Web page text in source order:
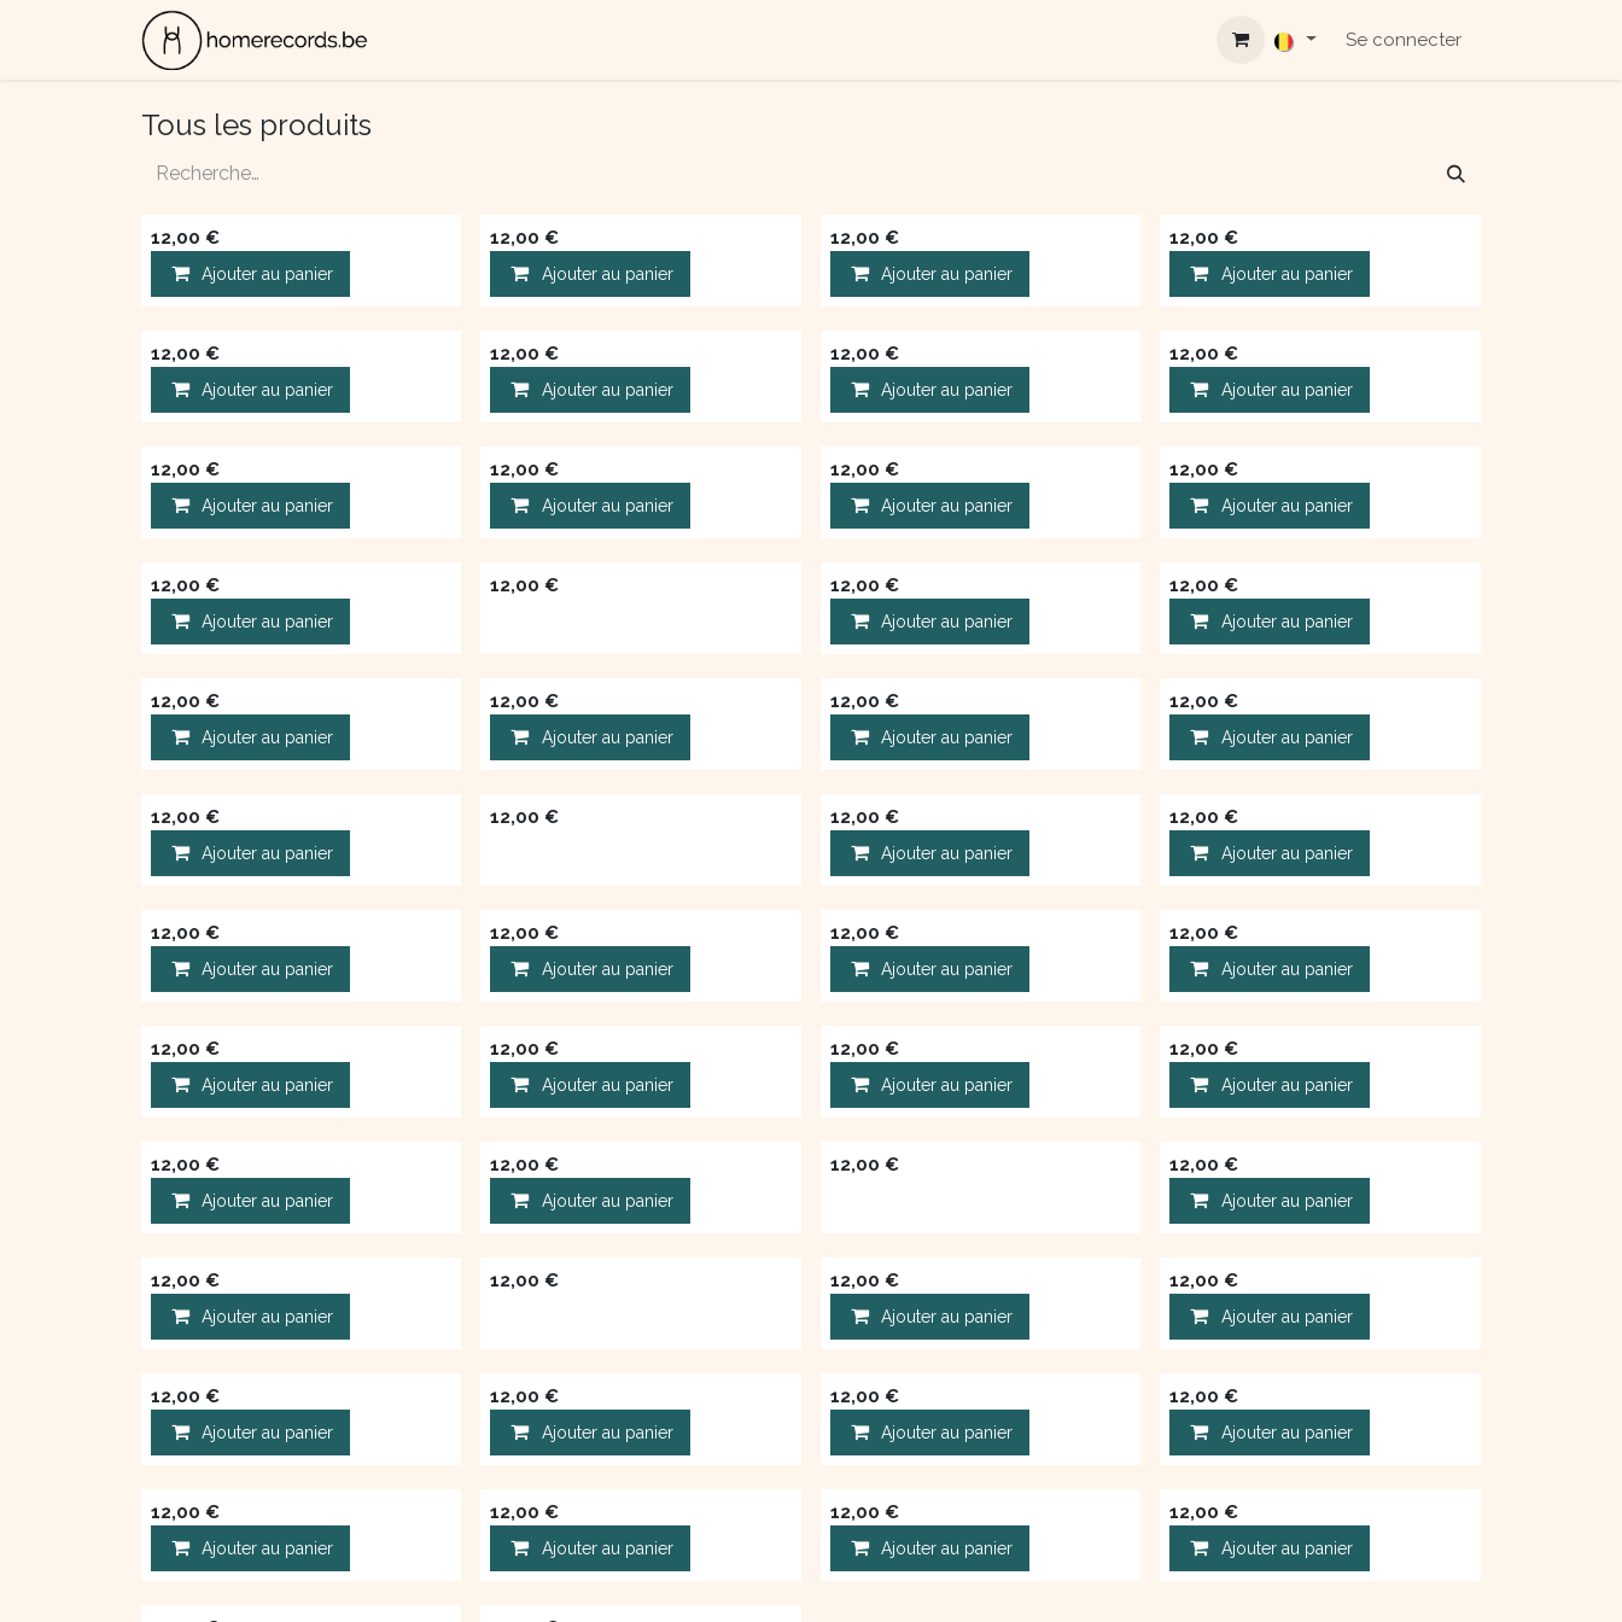
Se rendre au contenu
Se connecter
Tous les produits
12,00 €
Ajouter au panier
12,00 €
Ajouter au panier
12,00 €
Ajouter au panier
12,00 €
Ajouter au panier
12,00 €
Ajouter au panier
12,00 €
Ajouter au panier
12,00 €
Ajouter au panier
12,00 €
Ajouter au panier
12,00 €
Ajouter au panier
12,00 €
Ajouter au panier
12,00 €
Ajouter au panier
12,00 €
Ajouter au panier
12,00 €
Ajouter au panier
12,00 € 12,00 €
Ajouter au panier
12,00 €
Ajouter au panier
12,00 €
Ajouter au panier
12,00 €
Ajouter au panier
12,00 €
Ajouter au panier
12,00 €
Ajouter au panier
12,00 €
Ajouter au panier
12,00 € 12,00 €
Ajouter au panier
12,00 €
Ajouter au panier
12,00 €
Ajouter au panier
12,00 €
Ajouter au panier
12,00 €
Ajouter au panier
12,00 €
Ajouter au panier
12,00 €
Ajouter au panier
12,00 €
Ajouter au panier
12,00 €
Ajouter au panier
12,00 €
Ajouter au panier
12,00 €
Ajouter au panier
12,00 €
Ajouter au panier
12,00 € 12,00 €
Ajouter au panier
12,00 €
Ajouter au panier
12,00 € 12,00 €
Ajouter au panier
12,00 €
Ajouter au panier
12,00 €
Ajouter au panier
12,00 €
Ajouter au panier
12,00 €
Ajouter au panier
12,00 €
Ajouter au panier
12,00 €
Ajouter au panier
12,00 €
Ajouter au panier
12,00 €
Ajouter au panier
12,00 €
Ajouter au panier